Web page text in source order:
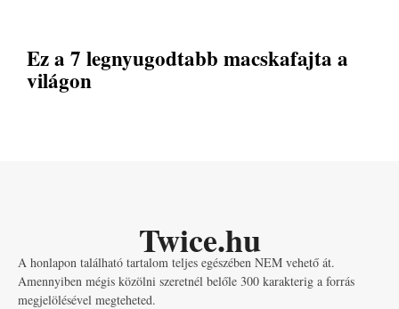
Ez a 7 legnyugodtabb macskafajta a
világon
Twice.hu
A honlapon található tartalom teljes egészében NEM vehető át.
Amennyiben mégis közölni szeretnél belőle 300 karakterig a forrás
megjelölésével megteheted.